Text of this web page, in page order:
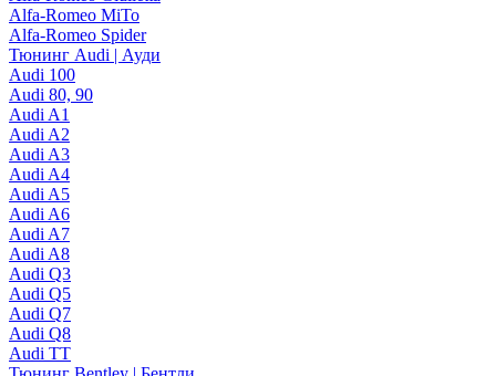
Alfa-Romeo MiTo
Alfa-Romeo Spider
Тюнинг Audi | Ауди
Audi 100
Audi 80, 90
Audi A1
Audi A2
Audi A3
Audi A4
Audi A5
Audi A6
Audi A7
Audi A8
Audi Q3
Audi Q5
Audi Q7
Audi Q8
Audi TT